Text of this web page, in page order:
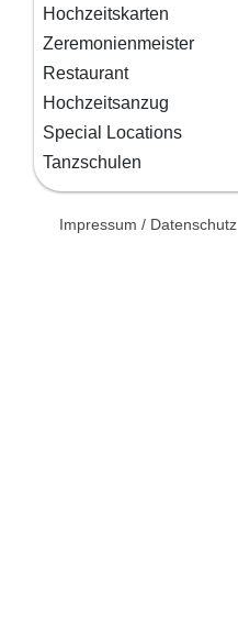
Hochzeitskarten
Zeremonienmeister
Restaurant
Hochzeitsanzug
Special Locations
Tanzschulen
Impressum / Datenschutz